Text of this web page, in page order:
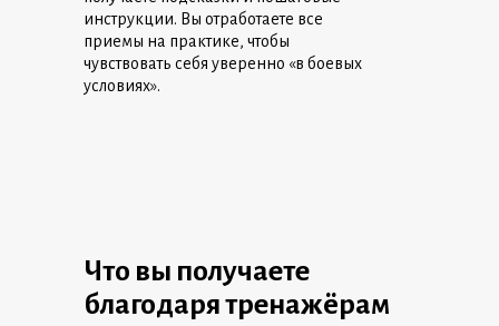
инструкции. Вы отработаете все
приемы на практике, чтобы
чувствовать себя уверенно «в боевых
условиях».
Что вы получаете
благодаря тренажёрам